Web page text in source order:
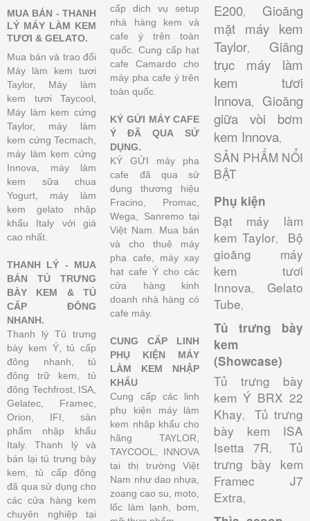
MUA BÁN - THANH
LÝ MÁY LÀM KEM
TƯƠI & GELATO.
Mua bán và trao đổi
Máy làm kem tươi
Taylor, Máy làm
kem tươi Taycool,
Máy làm kem cứng
Taylor, máy làm
kem cứng Tecmach,
máy làm kem cứng
Innova, máy làm
kem sữa chua
Yogurt, máy làm
kem gelato nhập
khẩu Italy với giá
cao nhất.
THANH LÝ - MUA
BÁN TỦ TRƯNG
BÀY KEM & TỦ
CẤP ĐÔNG
NHANH.
Thanh lý Tủ trưng
bày kem Ý, tủ cấp
đông nhanh, tủ
đông trữ kem, tủ
đông Techfrost, ISA,
Gelatec, Framec,
Orion, IFI, sản
phẩm nhập khẩu
Italy. Thanh lý và
bán lại tủ trưng bày
kem, tủ cấp đông
đã qua sử dụng cho
các cửa hàng kem
chuyên nghiệp tại
cấp dịch vụ setup
nhà hàng kem và
cafe ý trên toàn
quốc. Cung cấp hạt
cafe Camardo cho
máy pha cafe ý trên
toàn quốc.
KÝ GỬI MÁY CAFE
Ý ĐÃ QUA SỬ
DỤNG.
KÝ GỬI máy pha
cafe đã qua sử
dụng thương hiệu
Fracino, Promac,
Wega, Sanremo tại
Việt Nam. Mua bán
và cho thuê máy
pha cafe, máy xay
hạt cafe Ý cho các
cửa hàng kinh
doanh nhà hàng có
cafe máy.
CUNG CẤP LINH
PHỤ KIỆN MÁY
LÀM KEM NHẬP
KHẨU
Cung cấp các linh
phụ kiện máy làm
kem nhập khẩu cho
hãng TAYLOR,
TAYCOOL, INNOVA
tại thị trường Việt
Nam như dao nhựa,
zoang cao su, moto,
lốc làm lạnh, bơm,
E200, Gioăng
mặt máy kem
Taylor, Giăng
trục máy làm
kem tươi
Innova, Gioăng
giữa vòi bơm
kem Innova,
SẢN PHẨM NỔI
BẬT
Phụ kiện
Bạt máy làm
kem Taylor, Bộ
gioăng máy
kem tươi
Innova, Gelato
Tube,
Tủ trưng bày
kem
(Showcase)
Tủ trưng bày
kem Ý BRX 22
Khay, Tủ trưng
bày kem ISA
Isetta 7R, Tủ
trưng bày kem
Framec J7
Extra,